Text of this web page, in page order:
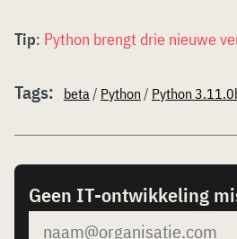
Tip: Python brengt drie nieuwe
Tags: beta/ Python / Python
Geen IT-ontwikkeling